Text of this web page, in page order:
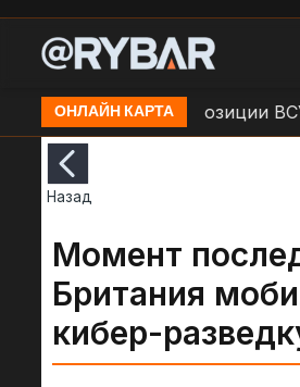
ОНЛАЙН КАРТА
БЛА "Молния" по позиции ВСУ в
Назад
Момент
Британия
кибер-